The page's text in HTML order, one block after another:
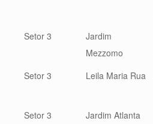
Setor 3
Jardim
Mezzomo
Setor 3
Leila Maria Rua
Setor 3
Jardim Atlanta